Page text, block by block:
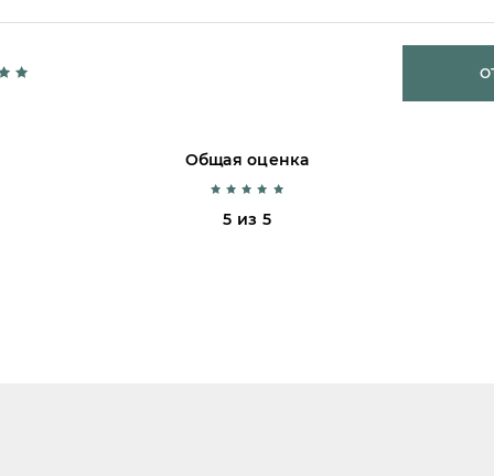
Общая оценка
5 из 5